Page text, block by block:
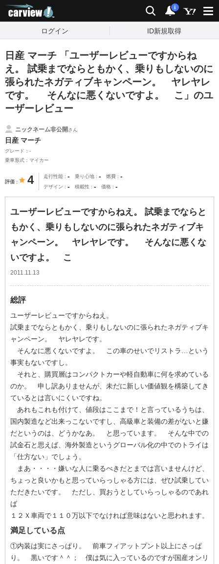
検索 通知
i
ログイン ID新規取得
日産 マーチ 「ユーザーレビューですからね
え。 試乗までならともかく、乗りもしないのに
張られたネガティブキャンペーン。 ヤレヤレ
です。 そんなに悪くないですよ。 こ」のユ
ーザーレビュー
ニックネーム非公開さん
日産 マーチ
グレード：-
乗車形式：マイカー
評価 4 走行性能 - 乗り心地 - 燃費 -
デザイン - 積載性 - 価格 -
ユーザーレビューですからねえ。 試乗までならと
もかく、乗りもしないのに張られたネガティブキ
ャンペーン。 ヤレヤレです。 そんなに悪くな
いですよ。 こ
2011.11.13
総評
ユーザーレビューですからねえ。
試乗までならともかく、乗りもしないのに張られたネガティブキ
ャンペーン。 ヤレヤレです。
そんなに悪くないですよ。 この車のせいでリストラ…という
事実もないですし。
それと、購買層はコンパクトカーや軽自動車に何を求めている
のか。 申し訳ありませんが、未だに新しい価値観を構築してき
ているとは言いにくいですね。
あれもこれも付けて、値段はここまで！と言っているうちは、
国内製造など出来っこないですし、高級車と装備の差がないと嫌
だというのは、どうかなあ。 と思っています。 そんな中での
試金石と思えば、海外製造というグローバル化の中でのトライは
「仕方ない」でしょう。
まあ・・・・嫌いな人に乗るべきだとまでは言いませんけど、
ちょっと良いかもと思っていらっしゃる方には、ぜひ試乗してい
ただきたいです。 ただし、買おうとしていらっしゃるのであれ
ば
１２Ｘ車両で１１０万以下でなければ意味はないと思われます。
満足している点
①内装は実にさっぱり。 前車フィアットプント以上にさっぱ
り。 黒いです＾＾； 僕は気に入っているのですが国産オンリ